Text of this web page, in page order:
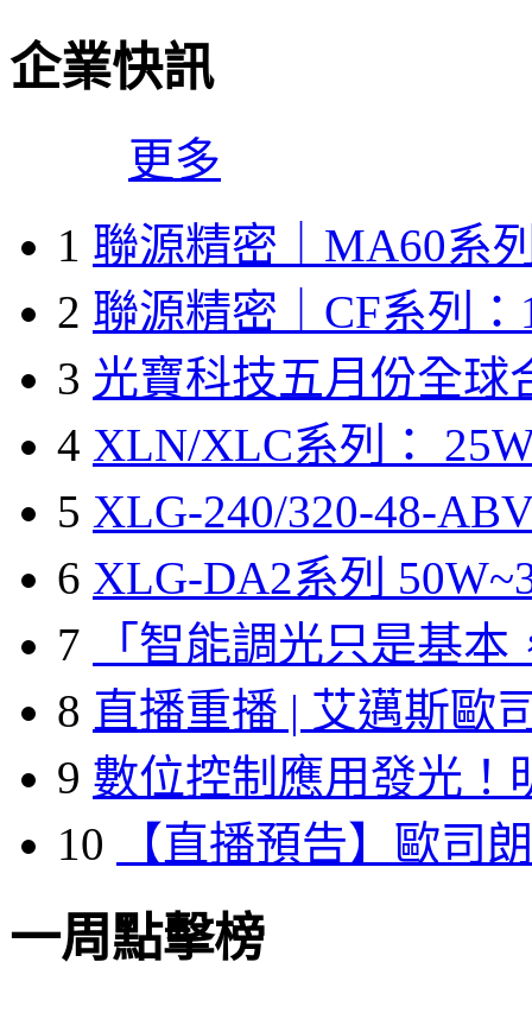
企業快訊
更多
1 聯源精密｜MA60系
2 聯源精密｜CF系列：
3 光寶科技五月份全球
4 XLN/XLC系列：
5 XLG-240/320-48-
6 XLG-DA2系列
7
「智能調光只是基本
8 直播重播 | 艾邁斯歐
9 數位控制應用發光！
10
【直播預告】歐司
一周點擊榜